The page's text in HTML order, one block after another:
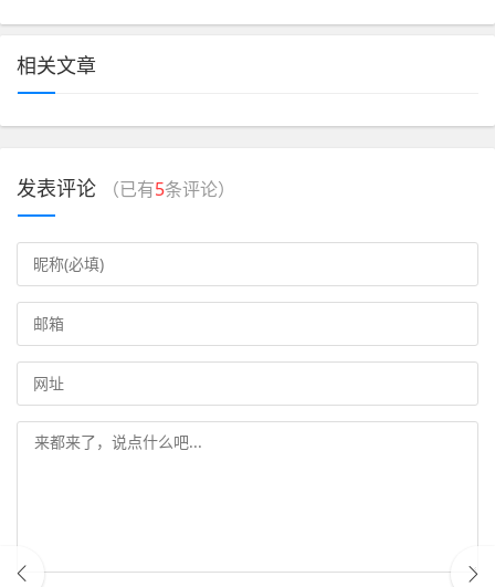
相关文章
发表评论 （已有5条评论）